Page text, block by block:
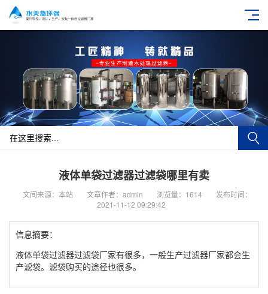
液体单袋过滤器过滤袋哪里有卖
文间来源：本站 文章作者：admin 浏览量：1614
发布时间：
2021-11-12 09:29:42
信息摘要：
液体单袋过滤器过滤袋厂家有很多，一般生产过滤器厂家都会生
产滤袋。滤袋购买的途径也很多。